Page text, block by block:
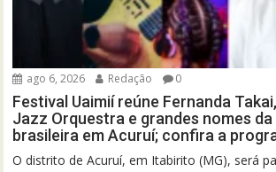
ago 6, 2026 Redação 0
Festival Uaimií reúne Fernanda
Jazz Orquestra e grandes nomes da
brasileira em Acuruí; confira a
O distrito de Acuruí, em Itabirito (MG), será